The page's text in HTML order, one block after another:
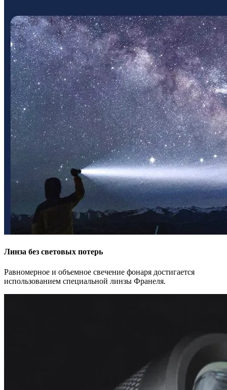
Линза без световых потерь
Равномерное и объемное свечение фонаря достигается
использованием специальной линзы Франеля.